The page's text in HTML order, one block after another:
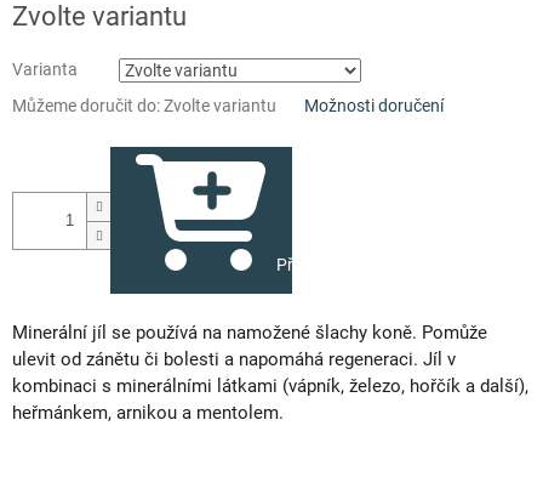
cena:
Zvolte variantu
Varianta
Můžeme doručit do:Zvolte variantu Možnosti doručení
Přidat do košíku
Minerální jíl se používá na namožené šlachy koně. Pomůže
ulevit od zánětu či bolesti a napomáhá regeneraci. Jíl v
kombinaci s minerálními látkami (vápník, železo, hořčík a další),
heřmánkem, arnikou a mentolem.